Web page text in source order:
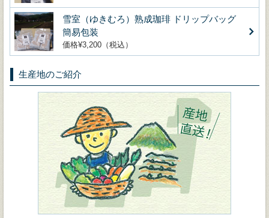
雪室（ゆきむろ）熟成珈琲 ドリップバッグ
簡易包装
価格¥3,200（税込）
生産地のご紹介